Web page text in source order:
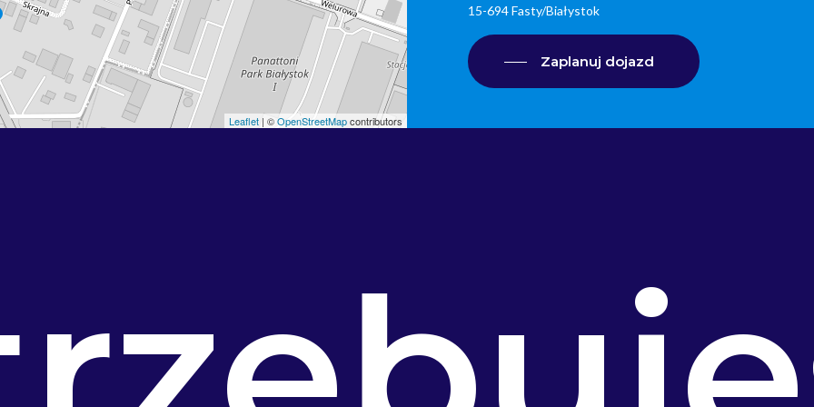
Leaflet | ©OpenStreetMapcontributors
15-694 Fasty/Białystok
Zaplanuj dojazd